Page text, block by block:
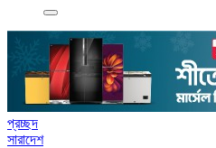
প্রচ্ছদ
সারাদেশ